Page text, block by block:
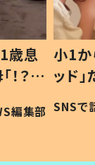
歳息
？」
編集部
小1か
ッド
作り
#令和
SNSで